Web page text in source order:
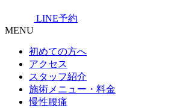
LINE予約
MENU
初めての方へ
アクセス
スタッフ紹介
施術メニュー・料金
慢性腰痛